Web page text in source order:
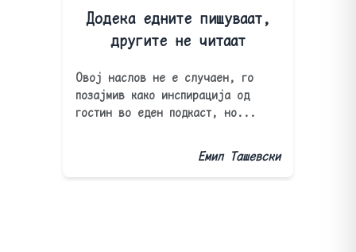
Додека едните пишуваат,
другите не читаат
Овој наслов не е случаен, го
позајмив како инспирација од
гостин во еден подкаст, но...
Емил Ташевски